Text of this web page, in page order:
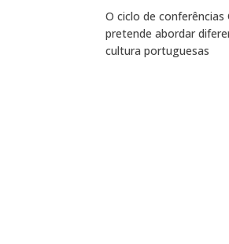
O ciclo de
pretende abordar
cultura portuguesas